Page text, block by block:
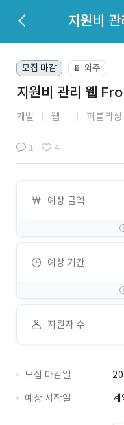
지원비
모집 마감 📔 외주
지원비 관리 웹
개발 웹 퍼블리
1 4
예상 금액
예상 기간
지원자 수
모집 마감일
예상 시작일
계